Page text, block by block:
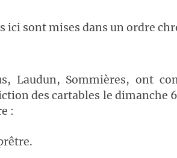
ici sont mises dans un ordre
Laudun, Sommières, ont
des cartables le dimanche
: